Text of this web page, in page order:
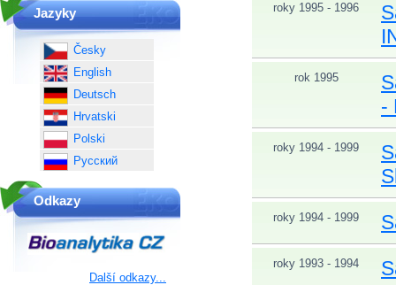
roky 1995 - 1996
rok 1995
-
roky 1994 - 1999
roky 1994 - 1999
roky 1993 - 1994
Jazyky
Česky
English
Deutsch
Hrvatski
Polski
Русский
Odkazy
Další odkazy...